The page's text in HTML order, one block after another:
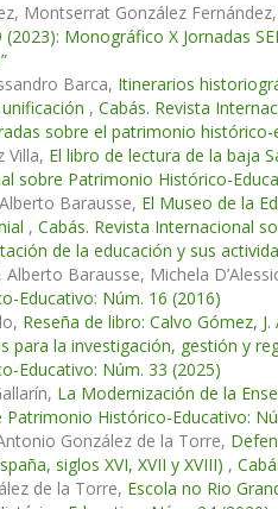
Montserrat González Fernández,
(2023): Monográfico X Jornadas
Barca, Itinerarios
, Cabás. Revista
sobre el patrimonio
Villa, El libro de lectura de la baja
sobre Patrimonio Histórico-
Barausse, El Museo de la
, Cabás. Revista Internacional
de la educación y sus
Alberto Barausse, Michela
Educativo: Núm. 16 (2016)
Reseña de libro: Calvo Gómez,
para la investigación, gestión y
Educativo: Núm. 33 (2025)
La Modernización de la
Histórico-Educativo:
González de la Torre,
siglos XVI, XVII y XVIII) ,
de la Torre, Escola no Rio